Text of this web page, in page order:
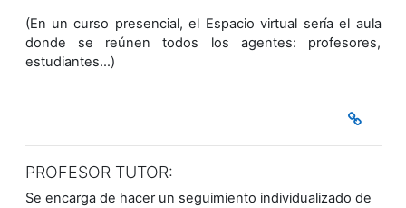
(En un curso presencial, el Espacio virtual sería el aula
donde se reúnen todos los agentes: profesores,
estudiantes…)
PROFESOR TUTOR:
Se encarga de hacer un seguimiento individualizado de